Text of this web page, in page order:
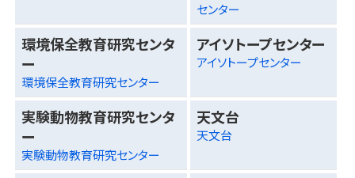
センター
環境保全教育研究センタ
ー
環境保全教育研究センター
アイソトープセンター
アイソトープセンター
実験動物教育研究センタ
ー
実験動物教育研究センター
天文台
天文台